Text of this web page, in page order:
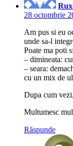
28 octombrie
Am pus si eu
unde sa-l
Poate ma poti
– dimineata:
– seara:
cu un mix de
Dupa cum
Multumesc
Răspunde